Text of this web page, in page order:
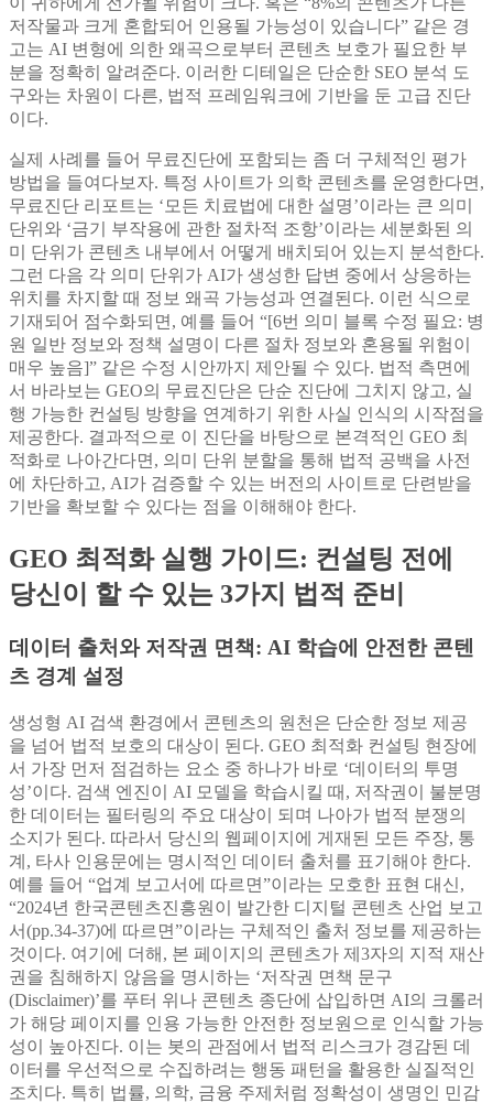
저작물과 크게 혼합되어 인용될 가능성이 있습니다” 같은 경
고는 AI 변형에 의한 왜곡으로부터 콘텐츠 보호가 필요한 부
분을 정확히 알려준다. 이러한 디테일은 단순한 SEO 분석 도
구와는 차원이 다른, 법적 프레임워크에 기반을 둔 고급 진단
이다.
실제 사례를 들어 무료진단에 포함되는 좀 더 구체적인 평가
방법을 들여다보자. 특정 사이트가 의학 콘텐츠를 운영한다면,
무료진단 리포트는 ‘모든 치료법에 대한 설명’이라는 큰 의미
단위와 ‘금기 부작용에 관한 절차적 조항’이라는 세분화된 의
미 단위가 콘텐츠 내부에서 어떻게 배치되어 있는지 분석한다.
그런 다음 각 의미 단위가 AI가 생성한 답변 중에서 상응하는
위치를 차지할 때 정보 왜곡 가능성과 연결된다. 이런 식으로
기재되어 점수화되면, 예를 들어 “[6번 의미 블록 수정 필요: 병
원 일반 정보와 정책 설명이 다른 절차 정보와 혼용될 위험이
매우 높음]” 같은 수정 시안까지 제안될 수 있다. 법적 측면에
서 바라보는 GEO의 무료진단은 단순 진단에 그치지 않고, 실
행 가능한 컨설팅 방향을 연계하기 위한 사실 인식의 시작점을
제공한다. 결과적으로 이 진단을 바탕으로 본격적인 GEO 최
적화로 나아간다면, 의미 단위 분할을 통해 법적 공백을 사전
에 차단하고, AI가 검증할 수 있는 버전의 사이트로 단련받을
기반을 확보할 수 있다는 점을 이해해야 한다.
GEO 최적화 실행 가이드: 컨설팅 전에
당신이 할 수 있는 3가지 법적 준비
데이터 출처와 저작권 면책: AI 학습에 안전한 콘텐
츠 경계 설정
생성형 AI 검색 환경에서 콘텐츠의 원천은 단순한 정보 제공
을 넘어 법적 보호의 대상이 된다. GEO 최적화 컨설팅 현장에
서 가장 먼저 점검하는 요소 중 하나가 바로 ‘데이터의 투명
성’이다. 검색 엔진이 AI 모델을 학습시킬 때, 저작권이 불분명
한 데이터는 필터링의 주요 대상이 되며 나아가 법적 분쟁의
소지가 된다. 따라서 당신의 웹페이지에 게재된 모든 주장, 통
계, 타사 인용문에는 명시적인 데이터 출처를 표기해야 한다.
예를 들어 “업계 보고서에 따르면”이라는 모호한 표현 대신,
“2024년 한국콘텐츠진흥원이 발간한 디지털 콘텐츠 산업 보고
서(pp.34-37)에 따르면”이라는 구체적인 출처 정보를 제공하는
것이다. 여기에 더해, 본 페이지의 콘텐츠가 제3자의 지적 재산
권을 침해하지 않음을 명시하는 ‘저작권 면책 문구
(Disclaimer)’를 푸터 위나 콘텐츠 종단에 삽입하면 AI의 크롤러
가 해당 페이지를 인용 가능한 안전한 정보원으로 인식할 가능
성이 높아진다. 이는 봇의 관점에서 법적 리스크가 경감된 데
이터를 우선적으로 수집하려는 행동 패턴을 활용한 실질적인
조치다. 특히 법률, 의학, 금융 주제처럼 정확성이 생명인 민감